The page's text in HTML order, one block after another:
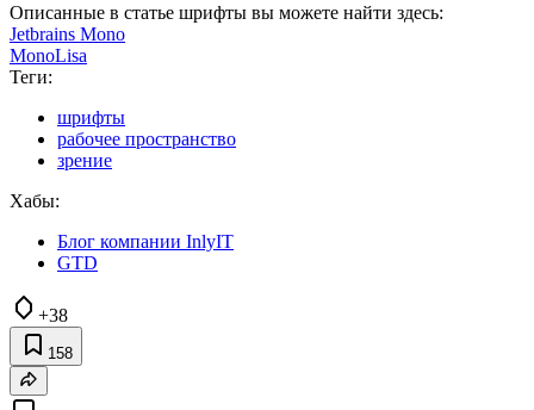
Описанные в статье шрифты вы можете найти здесь:
Jetbrains Mono
MonoLisa
Теги:
шрифты
рабочее пространство
зрение
Хабы:
Блог компании InlyIT
GTD
+38
158